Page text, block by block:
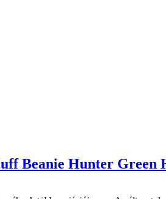
Beanie Hunter Green